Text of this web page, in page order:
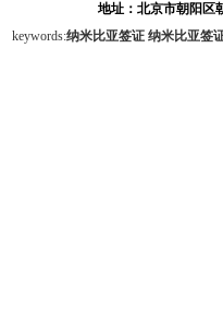
地址：北京市朝阳区
keywords:纳米比亚签证 纳米比亚签